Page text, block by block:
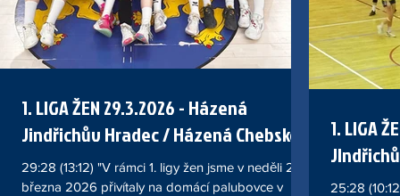
1. LIGA ŽEN 29.3.2026 - Házená
Jindřichův Hradec / Házená Chebsko
29:28 (13:12) "V rámci 1. ligy žen jsme v neděli 29.
března 2026 přivítaly na domácí palubovce v
1. LIGA ŽEN 21.3.2026 -
25:28